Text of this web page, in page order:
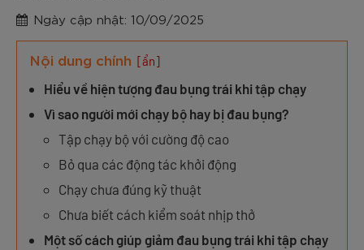
Ngày cập nhật: 10/09/2025
Nội dung chính [ẩn]
Hiểu về hiện tượng đau bụng trái khi tập chạy
Vì sao người mới chạy bộ hay bị đau bụng?
Tập chạy bộ với cường độ cao
Bỏ qua các động tác khởi động
Chạy chưa đúng kỹ thuật
Chưa biết cách kiểm soát nhịp thở
Một số cách giúp giảm đau bụng trái khi tập chạy